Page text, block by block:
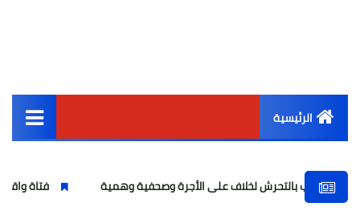
الرئيسية
أخبار مصرلخلاف على الأجرة وصحفية وهمية فتاة واقعة "أوبر" تواجه